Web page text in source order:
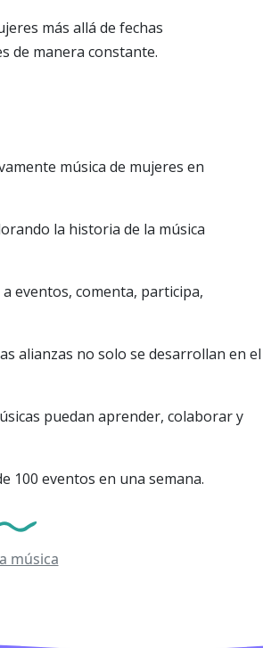
más allá de fechas
de manera constante.
música de mujeres en
la historia de la música
eventos, comenta, participa,
alianzas no solo se desarrollan en el
puedan aprender, colaborar y
100 eventos en una semana.
música